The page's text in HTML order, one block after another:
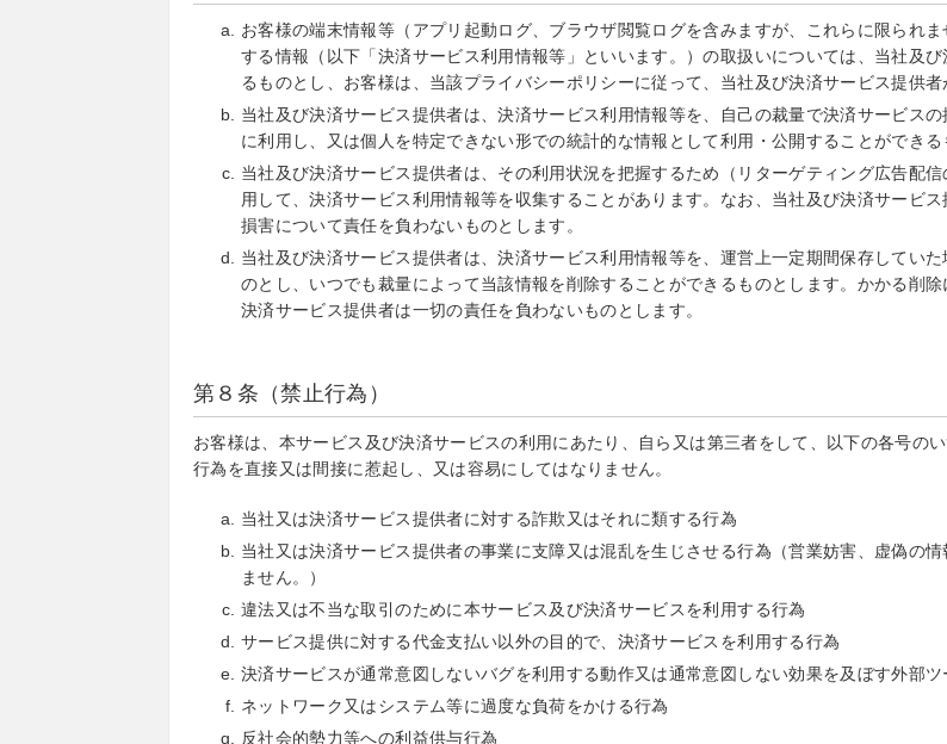
お客様の端末情報等（アプリ起動ログ、ブラウザ閲覧ログを含みますが、これらに限られ
する情報（以下「決済サービス利用情報等」といいます。）の取扱いについては、当社及
るものとし、お客様は、当該プライバシーポリシーに従って、当社及び決済サービス提供
当社及び決済サービス提供者は、決済サービス利用情報等を、自己の裁量で決済サービス
に利用し、又は個人を特定できない形での統計的な情報として利用・公開することができる
当社及び決済サービス提供者は、その利用状況を把握するため（リターゲティング広告配
用して、決済サービス利用情報等を収集することがあります。なお、当社及び決済サービ
損害について責任を負わないものとします。
当社及び決済サービス提供者は、決済サービス利用情報等を、運営上一定期間保存してい
のとし、いつでも裁量によって当該情報を削除することができるものとします。かかる削
決済サービス提供者は一切の責任を負わないものとします。
第８条（禁止行為）
お客様は、本サービス及び決済サービスの利用にあたり、自ら又は第三者をして、以下の各号の
行為を直接又は間接に惹起し、又は容易にしてはなりません。
当社又は決済サービス提供者に対する詐欺又はそれに類する行為
当社又は決済サービス提供者の事業に支障又は混乱を生じさせる行為（営業妨害、虚偽の
ません。）
違法又は不当な取引のために本サービス及び決済サービスを利用する行為
サービス提供に対する代金支払い以外の目的で、決済サービスを利用する行為
決済サービスが通常意図しないバグを利用する動作又は通常意図しない効果を及ぼす外部
ネットワーク又はシステム等に過度な負荷をかける行為
反社会的勢力等への利益供与行為